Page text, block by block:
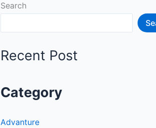
Search
Recent Post
Category
Advanture